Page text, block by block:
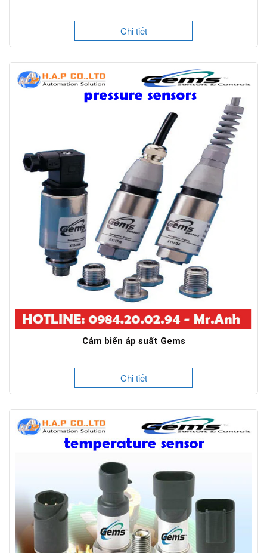
Chi tiết
Cảm biến áp suất Gems
Chi tiết